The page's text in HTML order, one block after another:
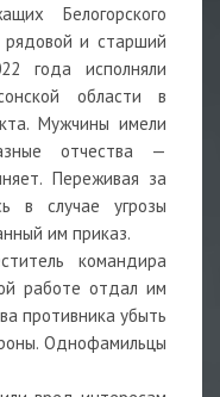
Белогорского
рядовой и старший
года исполняли
области в
Мужчины имели
отчества —
Переживая за
в случае угрозы
им приказ.
командира
работе отдал им
противника убыть
Однофамильцы